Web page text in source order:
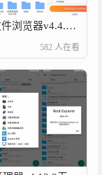
安卓ES文件浏览器v4.4.3.7高级版
582 人在看